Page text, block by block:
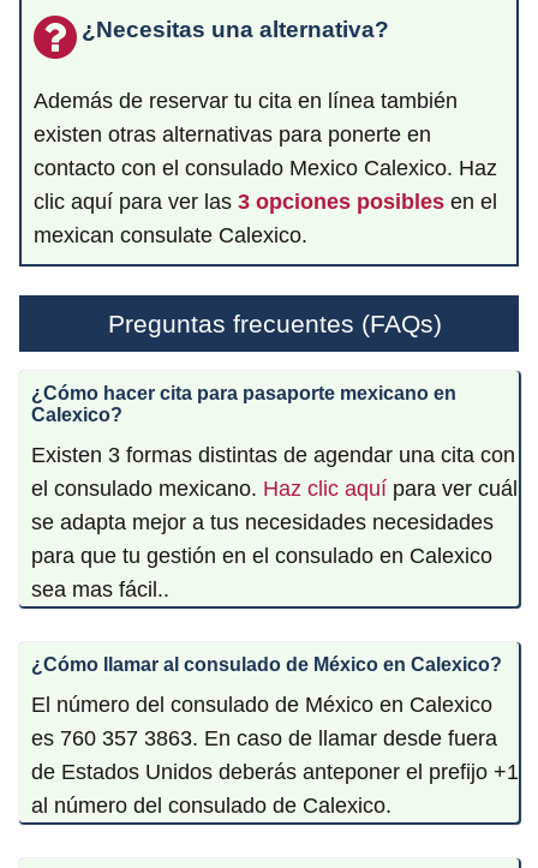
¿Necesitas una alternativa?
Además de reservar tu cita en línea también
existen otras alternativas para ponerte en
contacto con el consulado Mexico Calexico. Haz
clic aquí para ver las 3 opciones posibles en el
mexican consulate Calexico.
Preguntas frecuentes (FAQs)
¿Cómo hacer cita para pasaporte mexicano en
Calexico?
Existen 3 formas distintas de agendar una cita con
el consulado mexicano. Haz clic aquí para ver cuál
se adapta mejor a tus necesidades necesidades
para que tu gestión en el consulado en Calexico
sea mas fácil..
¿Cómo llamar al consulado de México en Calexico?
El número del consulado de México en Calexico
es 760 357 3863. En caso de llamar desde fuera
de Estados Unidos deberás anteponer el prefijo +1
al número del consulado de Calexico.